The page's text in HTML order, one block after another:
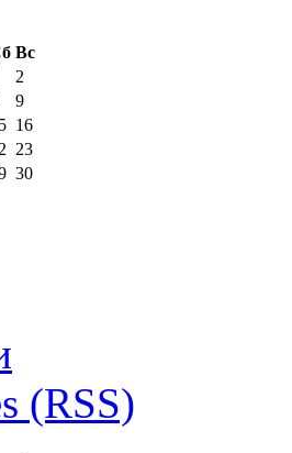
Вс
2
9
16
23
30
(RSS)